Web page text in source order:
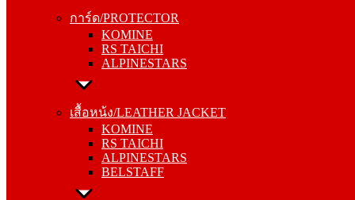
การ์ด/PROTECTOR
KOMINE
RS TAICHI
ALPINESTARS
เสื้อหน้ง/LEATHER JACKET
KOMINE
RS TAICHI
ALPINESTARS
BELSTAFF
RS TAICHI
ALPINESTARS
เสื้อหน้ง/LEATHER JACKET
RS TAICHI
ALPINESTARS
BELSTAFF
กางเกงหนัง/LEATHER PANTS